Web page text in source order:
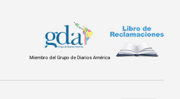
Miembro del Grupo de Diarios América